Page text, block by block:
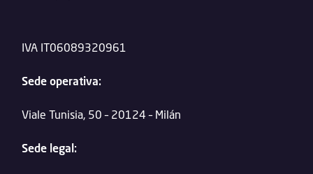
IVA IT06089320961
Sede operativa:
Viale Tunisia, 50 – 20124 – Milán
Sede legal: